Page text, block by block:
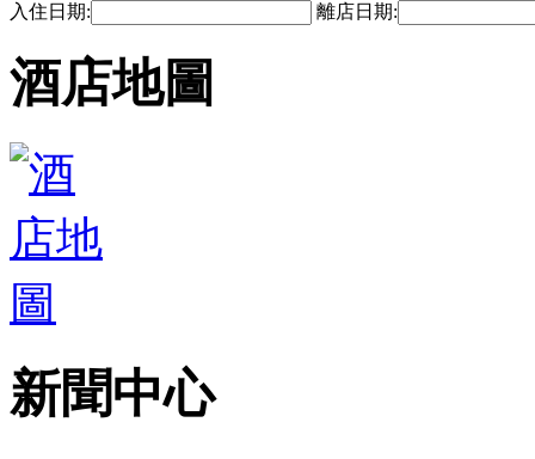
入住日期: 離店日期:
酒店地圖
新聞中心